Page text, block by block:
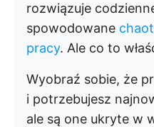
rozwiązuje
spowodowane
pracy. Ale co to
Wyobraź sobie, że
i potrzebujesz
ale są one ukryte w